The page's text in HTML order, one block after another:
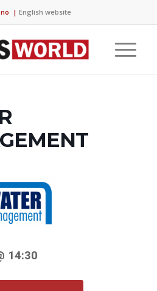
| English website
14:30